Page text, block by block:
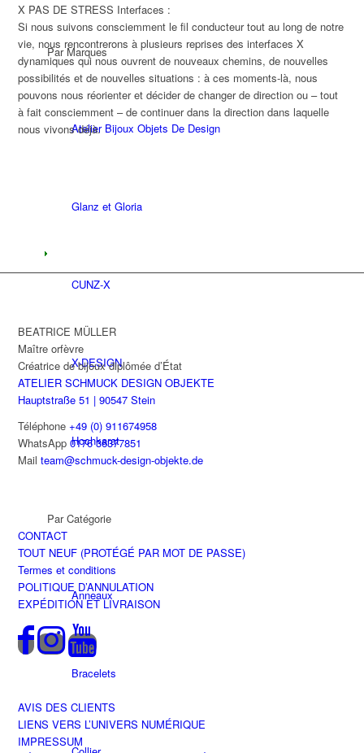
Par Marques
Atelier Bijoux Objets De Design
Glanz et Gloria
CUNZ-X
X-DESIGN
Hochkarat
Par Catégorie
Anneaux
Bracelets
X PAS DE STRESS Interfaces :
Si nous suivons consciemment le fil conducteur tout au long de notre
vie, nous rencontrerons à plusieurs reprises des interfaces X
dynamiques qui nous ouvrent de nouveaux chemins, de nouvelles
possibilités et de nouvelles situations : à ces moments-là, nous
pouvons nous réorienter et décider de changer de direction ou – tout
à fait consciemment – ​​de continuer dans la direction dans laquelle
nous vivons déjà.
BEATRICE MÜLLER
Maître orfèvre
Créatrice de bijoux diplômée d’État
ATELIER SCHMUCK DESIGN OBJEKTE
Hauptstraße 51 | 90547 Stein
Téléphone+49 (0) 911674958
WhatsApp0176 36377851
Mailteam@schmuck-design-objekte.de
CONTACT
TOUT NEUF (PROTÉGÉ PAR MOT DE PASSE)
Termes et conditions
POLITIQUE D’ANNULATION
EXPÉDITION ET LIVRAISON
AVIS DES CLIENTS
LIENS VERS L’UNIVERS NUMÉRIQUE
IMPRESSUM